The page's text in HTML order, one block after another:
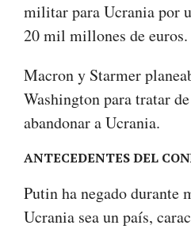
militar para Ucrania por
20 mil millones de euros.
Macron y Starmer
Washington para tratar
abandonar a Ucrania.
ANTECEDENTES DEL
Putin ha negado durante
Ucrania sea un país,